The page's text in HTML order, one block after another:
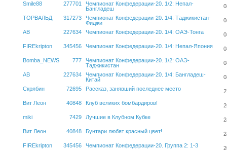
Smile88
277701
Чемпионат Конфедерации-20. 1/2: Непал-
Бангладеш
ТОРВАЛЬД
317273
Чемпионат Конфедерации-20. 1/4: Таджикистан-
Фиджи
АВ
227634 Чемпионат Конфедерации-20. 1/4: ОАЭ-Тонга
FIREkripton
345456 Чемпионат Конфедерации-20. 1/4: Непал-Япония
Bomba_NEWS
777
Чемпионат Конфедерации-20. 1/2: ОАЭ-
Таджикистан
АВ
227634
Чемпионат Конфедерации-20. 1/4: Бангладеш-
Китай
Скрябин
72695 Рассказ, занявший последнее место
Вит Леон
40848 Клуб великих бомбардиров!
miki
7429 Лучшие в Клубном Кубке
Вит Леон
40848 Бунтари любят красный цвет!
FIREkripton
345456 Чемпионат Конфедерации-20. Группа 2: 1-3